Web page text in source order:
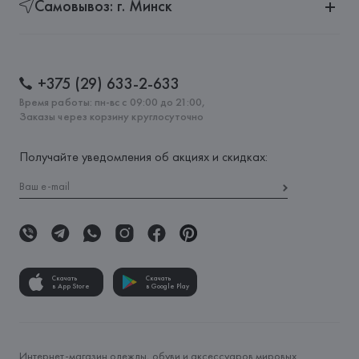
Самовывоз: г. Минск
+375 (29) 633-2-633
Время работы: пн-вс с 09:00 до 21:00,
Заказы через корзину круглосуточно
Получайте уведомления об акциях и скидках:
Скачать
в App Store
Скачать
в Google Play
Интернет-магазин одежды, обуви и аксессуаров мировых